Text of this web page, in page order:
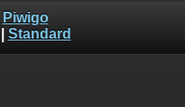
Piwigo
Standard